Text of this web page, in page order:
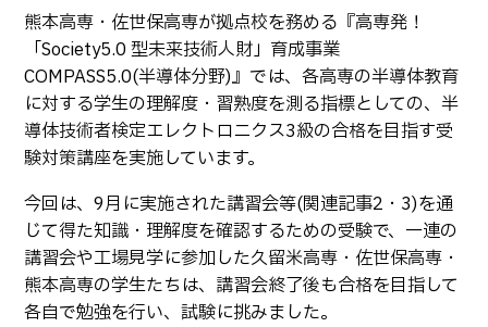
熊本高専・佐世保高専が拠点校を務める『高専発！
「Society5.0 型未来技術人財」育成事業
COMPASS5.0(半導体分野)』では、各高専の半導体教育
に対する学生の理解度・習熟度を測る指標としての、半
導体技術者検定エレクトロニクス3級の合格を目指す受
験対策講座を実施しています。
今回は、9月に実施された講習会等(関連記事2・3)を通
じて得た知識・理解度を確認するための受験で、一連の
講習会や工場見学に参加した久留米高専・佐世保高専・
熊本高専の学生たちは、講習会終了後も合格を目指して
各自で勉強を行い、試験に挑みました。
専攻科
電子情報システム工学専攻
生産システム工学専攻
入学料および授業料
受験生向け 熊本高専 Q&A
熊本高専が運用するWebサイト・SNS・動画チャネ
ル等
教員紹介
学生生活
パンフレット・紹介動画
産学官連携・地域連携
国際交流
受賞等
活動報告
ご寄付・ネーミングライ
キャリア関係
情報セキュリティ
図書館
アントレプレナーシップ
公開情報
その他